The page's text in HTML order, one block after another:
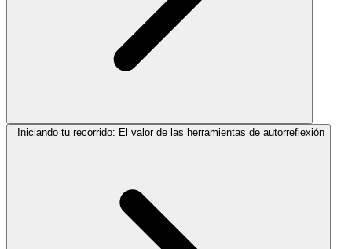
Iniciando tu recorrido: El valor de las herramientas de autorreflexión